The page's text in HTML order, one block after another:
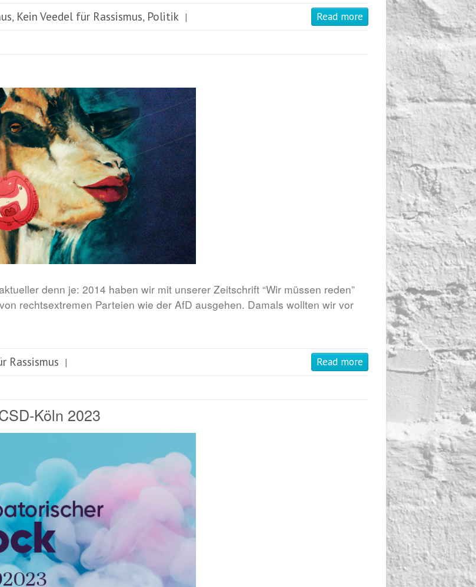
, Kein Veedel für Rassismus, Politik | Read more
denn je: 2014 haben wir mit unserer Zeitschrift “Wir müssen reden”
rechtsextremen Parteien wie der AfD ausgehen. Damals wollten wir vor
Rassismus | Read more
Köln 2023